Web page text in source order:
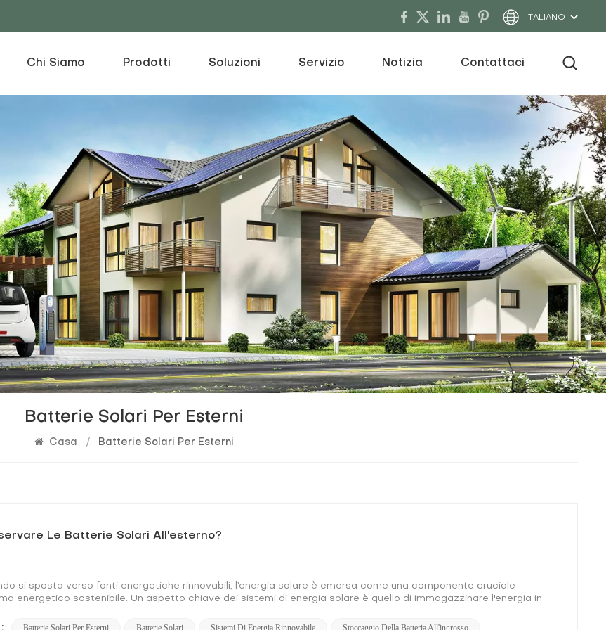
ITALIANO
Chi Siamo Prodotti Soluzioni Servizio Notizia Contattaci
Batterie Solari Per Esterni
Casa / Batterie Solari Per Esterni
Le Batterie Solari All'esterno?
si sposta verso fonti energetiche rinnovabili, l’energia solare è emersa come una componente cruciale
energetico sostenibile. Un aspetto chiave dei sistemi di energia solare è quello di immagazzinare l'energia in
un'attenta considerazione per garantirne la longevità e le prestazioni. In questo post del blog esploreremo le
Batterie Solari Per Esterni Batterie Solari Sistemi Di Energia Rinnovabile Stoccaggio Della Batteria All'ingrosso